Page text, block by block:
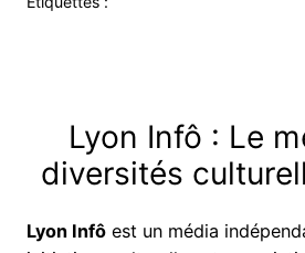
Lyon Infô : Le
diversités
Lyon Infô est un média